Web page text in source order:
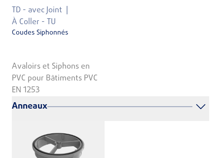
TD - avec Joint
À Coller - TU
Coudes Siphonnés
Avaloirs et Siphons en
PVC pour Bâtiments PVC
EN 1253
Anneaux